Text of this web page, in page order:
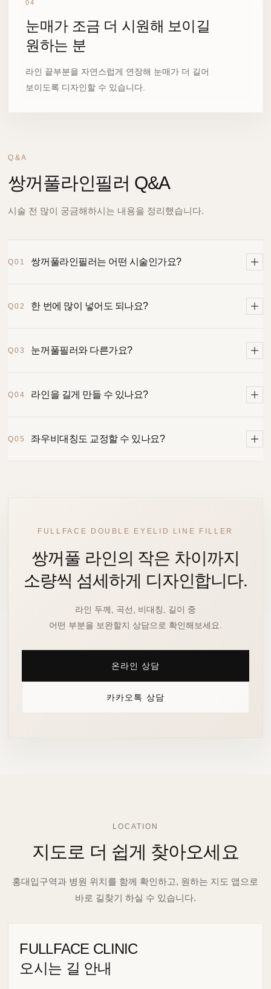
04
눈매가 조금 더 시원해 보이길
원하는 분
라인 끝부분을 자연스럽게 연장해 눈매가 더 길어
보이도록 디자인할 수 있습니다.
Q&A
쌍꺼풀라인필러 Q&A
시술 전 많이 궁금해하시는 내용을 정리했습니다.
Q01 쌍꺼풀라인필러는 어떤 시술인가요?
찌그러진 곡선, 비대칭, 라인 길이를 보완하는 시술입니다.
Q02 한 번에 많이 넣어도 되나요?
부자연스러워질 수 있어 소량씩 여러 번에 걸쳐 시술하는 것이
Q03 눈꺼풀필러와 다른가요?
쌍꺼풀라인필러는 라인의 모양과 곡선을 디자인하는
Q04 라인을 길게 만들 수 있나요?
길고 시원해 보이도록 디자인할 수 있습니다.
Q05 좌우비대칭도 교정할 수 있나요?
FULLFACE DOUBLE EYELID LINE FILLER
쌍꺼풀 라인의 작은 차이까지
소량씩 섬세하게 디자인합니다.
라인 두께, 곡선, 비대칭, 길이 중
어떤 부분을 보완할지 상담으로 확인해보세요.
온라인 상담
카카오톡 상담
LOCATION
지도로 더 쉽게 찾아오세요
홍대입구역과 병원 위치를 함께 확인하고, 원하는 지도 앱으로
바로 길찾기 하실 수 있습니다.
FULLFACE CLINIC
오시는 길 안내